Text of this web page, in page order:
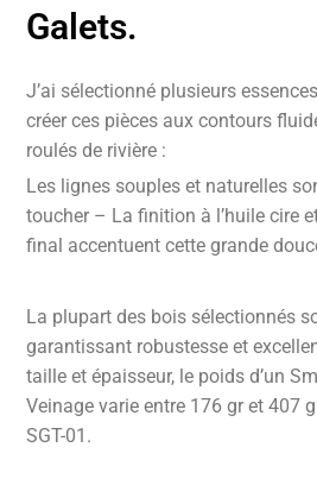
Galets.
J’ai sélectionné plusieurs
créer ces pièces aux contours
roulés de rivière :
Les lignes souples et naturelles
toucher – La finition à l’huile cire
final accentuent cette grande
La plupart des bois sélectionnés
garantissant robustesse et
taille et épaisseur, le poids d’un
Veinage varie entre 176 gr et 407
SGT-01.